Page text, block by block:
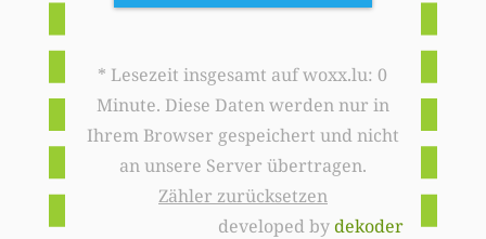
* Lesezeit insgesamt auf woxx.lu: 0
Minute. Diese Daten werden nur in
Ihrem Browser gespeichert und nicht
an unsere Server übertragen.
Zähler zurücksetzen
developed bydekoder